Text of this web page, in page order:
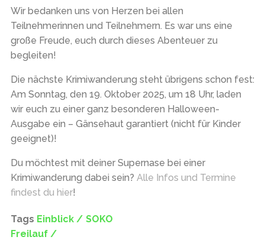
Wir bedanken uns von Herzen bei allen
Teilnehmerinnen und Teilnehmern. Es war uns eine
große Freude, euch durch dieses Abenteuer zu
begleiten!
Die nächste Krimiwanderung steht übrigens schon fest:
Am Sonntag, den 19. Oktober 2025, um 18 Uhr, laden
wir euch zu einer ganz besonderen Halloween-
Ausgabe ein – Gänsehaut garantiert (nicht für Kinder
geeignet)!
Du möchtest mit deiner Supernase bei einer
Krimiwanderung dabei sein? Alle Infos und Termine
findest du hier!
Tags Einblick / SOKO
Freilauf /